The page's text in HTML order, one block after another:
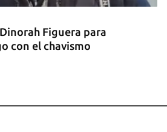
Figuera para
con el chavismo